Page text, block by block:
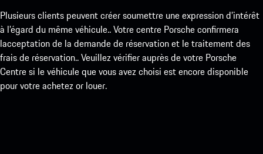
Plusieurs clients peuvent créer soumettre une expression d’intérêt
à l’égard du même véhicule.. Votre centre Porsche confirmera
lacceptation de la demande de réservation et le traitement des
frais de réservation.. Veuillez vérifier auprès de votre Porsche
Centre si le véhicule que vous avez choisi est encore disponible
pour votre achetez or louer.